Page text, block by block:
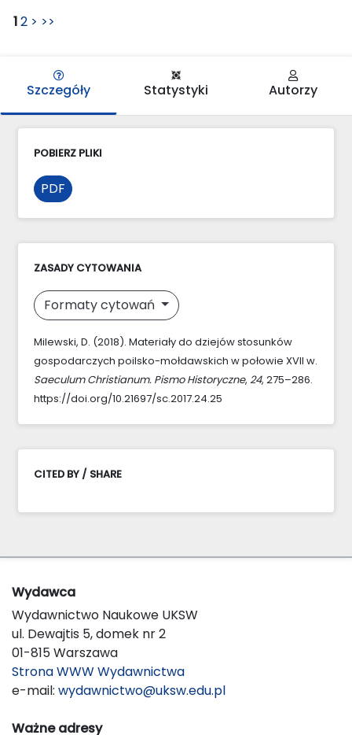
12 > >>
Szczegóły Statystyki Autorzy
POBIERZ PLIKI
PDF
ZASADY CYTOWANIA
Formaty cytowań
Milewski, D. (2018). Materiały do dziejów stosunków
gospodarczych poilsko-mołdawskich w połowie XVII w.
Saeculum Christianum. Pismo Historyczne, 24, 275–286.
https://doi.org/10.21697/sc.2017.24.25
CITED BY / SHARE
Wydawca
Wydawnictwo Naukowe UKSW
ul. Dewajtis 5, domek nr 2
01-815 Warszawa
Strona WWW Wydawnictwa
e-mail: wydawnictwo@uksw.edu.pl
Ważne adresy